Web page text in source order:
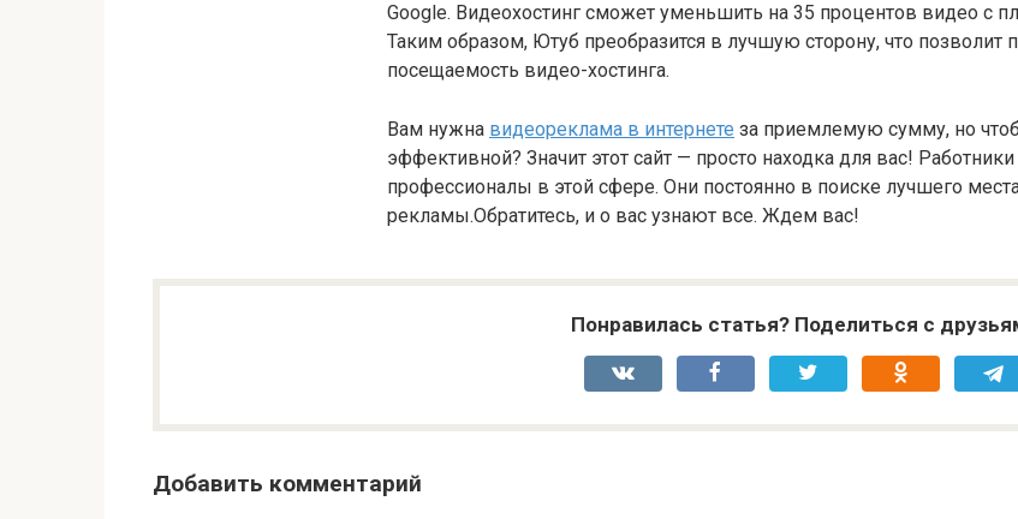
Google. Видеохостинг сможет уменьшить на 35 процентов видео с
Таким образом, Ютуб преобразится в лучшую сторону, что позволит
посещаемость видео-хостинга.
Вам нужна видеореклама в интернете за приемлемую сумму, но
эффективной? Значит этот сайт — просто находка для вас!
профессионалы в этой сфере. Они постоянно в поиске лучшего
рекламы.Обратитесь, и о вас узнают все. Ждем вас!
Понравилась статья? Поделиться с
Добавить комментарий